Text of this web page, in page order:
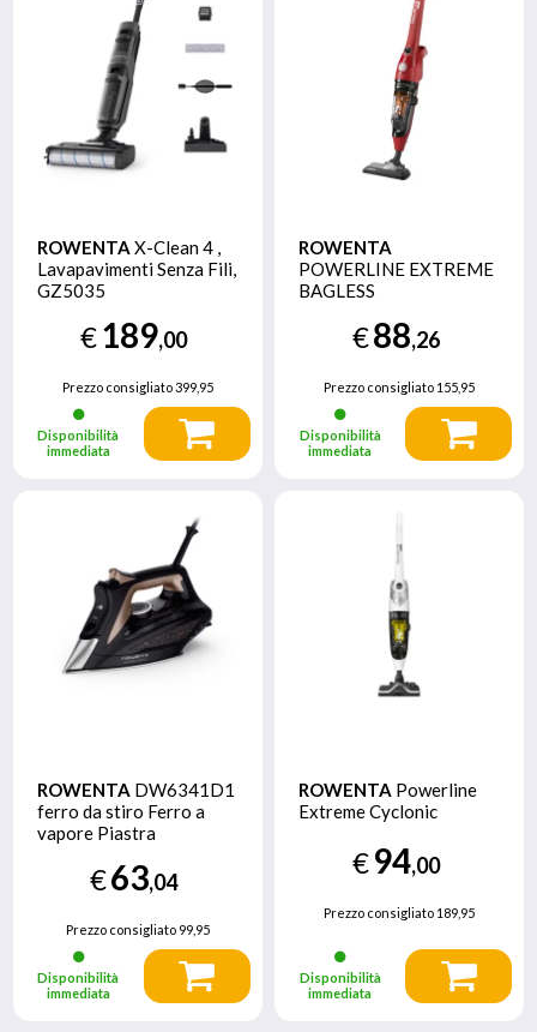
ROWENTA X-Clean 4 ,
Lavapavimenti Senza Fili,
GZ5035
€189,00
Prezzo consigliato399,95
Disponibilità
immediata
ROWENTA
POWERLINE EXTREME
BAGLESS
€88,26
Prezzo consigliato 155,95
Disponibilità
immediata
ROWENTA DW6341D1
ferro da stiro Ferro a
vapore Piastra
3De 2500 W Nero,
Marrone
€63,04
Prezzo consigliato99,95
Disponibilità
immediata
ROWENTA Powerline
Extreme Cyclonic
€94,00
Prezzo consigliato 189,95
Disponibilità
immediata